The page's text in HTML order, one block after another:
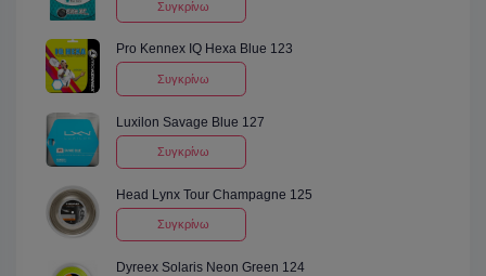
Συγκρίνω
Pro Kennex IQ Hexa Blue 123
Συγκρίνω
Luxilon Savage Blue 127
Συγκρίνω
Head Lynx Tour Champagne 125
Συγκρίνω
Dyreex Solaris Neon Green 124